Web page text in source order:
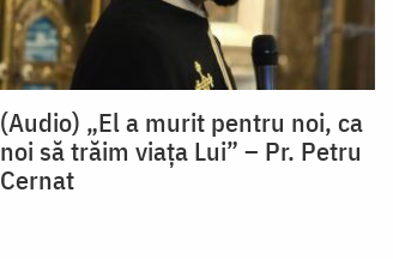
(Audio) „El a murit pentru noi, ca
noi să trăim viața Lui” – Pr. Petru
Cernat